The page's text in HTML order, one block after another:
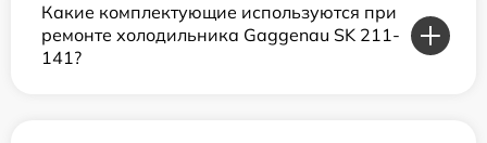
Какие комплектующие используются при
ремонте холодильника Gaggenau SK 211-
141?